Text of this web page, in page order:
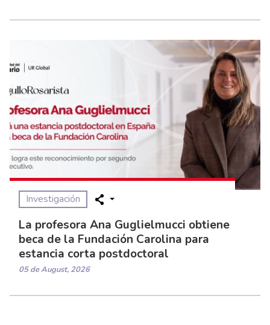
Investigación
La profesora Ana Guglielmucci obtiene
beca de la Fundación Carolina para
estancia corta postdoctoral
05 de August, 2026